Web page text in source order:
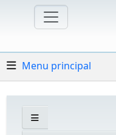
Menu principal